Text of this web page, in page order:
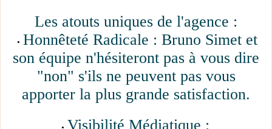
Les atouts uniques de l'agence :
Honnêteté Radicale : Bruno Simet et
son équipe n'hésiteront pas à vous dire
"non" s'ils ne peuvent pas vous
apporter la plus grande satisfaction.
Visibilité Médiatique :